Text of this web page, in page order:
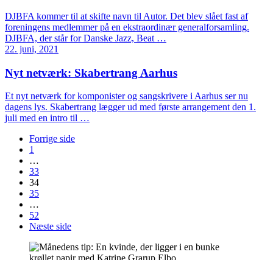
DJBFA kommer til at skifte navn til Autor. Det blev slået fast af
foreningens medlemmer på en ekstraordinær generalforsamling.
DJBFA, der står for Danske Jazz, Beat …
22. juni, 2021
Nyt netværk: Skabertrang Aarhus
Et nyt netværk for komponister og sangskrivere i Aarhus ser nu
dagens lys. Skabertrang lægger ud med første arrangement den 1.
juli med en intro til …
Forrige side
1
…
33
34
35
…
52
Næste side